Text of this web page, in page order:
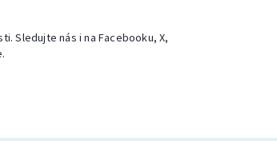
Sledujte nás i na Facebooku, X,